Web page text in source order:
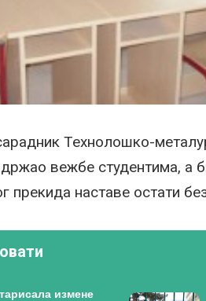
Технолошко-
вежбе студентима, а
прекида наставе остати
измене